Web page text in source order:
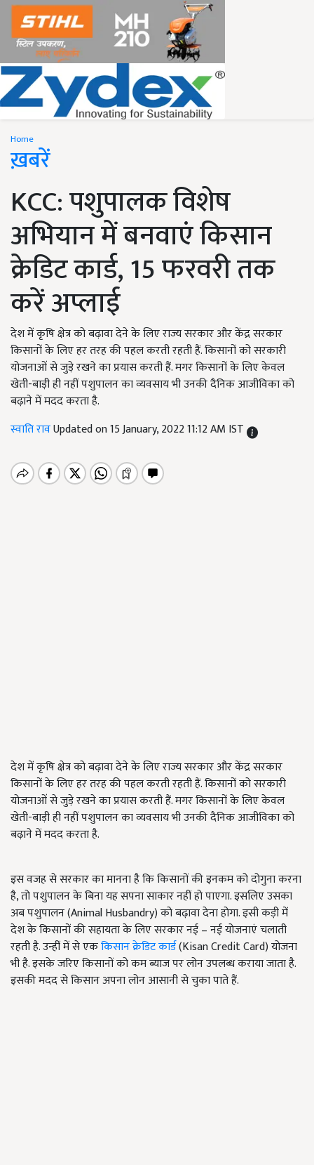
Home
ख़बरें
KCC: पशुपालक विशेष
अभियान में बनवाएं किसान
क्रेडिट कार्ड, 15 फरवरी तक
करें अप्लाई
देश में कृषि क्षेत्र को बढ़ावा देने के लिए राज्य सरकार और केंद्र सरकार
किसानों के लिए हर तरह की पहल करती रहती हैं. किसानों को सरकारी
योजनाओं से जुड़े रखने का प्रयास करती हैं. मगर किसानों के लिए केवल
खेती-बाड़ी ही नहीं पशुपालन का व्यवसाय भी उनकी दैनिक आजीविका को
बढ़ाने में मदद करता है.
स्वाति रावUpdated on 15 January, 2022 11:12 AM IST
देश में कृषि क्षेत्र को बढ़ावा देने के लिए राज्य सरकार और केंद्र सरकार
किसानों के लिए हर तरह की पहल करती रहती हैं. किसानों को सरकारी
योजनाओं से जुड़े रखने का प्रयास करती हैं. मगर किसानों के लिए केवल
खेती-बाड़ी ही नहीं पशुपालन का व्यवसाय भी उनकी दैनिक आजीविका को
बढ़ाने में मदद करता है.
इस वजह से सरकार का मानना है कि किसानों की इनकम को दोगुना करना
है, तो पशुपालन के बिना यह सपना साकार नहीं हो पाएगा. इसलिए उसका
अब पशुपालन (Animal Husbandry) को बढ़ावा देना होगा. इसी कड़ी में
देश के किसानों की सहायता के लिए सरकार नई – नई योजनाएं चलाती
रहती है. उन्हीं में से एककिसान क्रेडिट कार्ड(Kisan Credit Card) योजना
भी है. इसके जरिए किसानों को कम ब्याज पर लोन उपलब्ध कराया जाता है.
इसकी मदद से किसान अपना लोन आसानी से चुका पाते हैं.